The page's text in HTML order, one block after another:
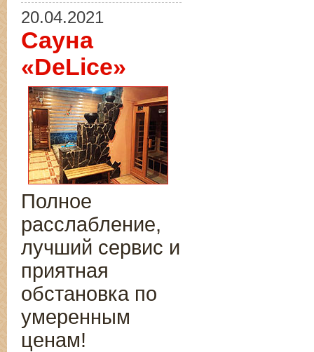
20.04.2021
Сауна
«DeLice»
Полное
расслабление,
лучший сервис и
приятная
обстановка по
умеренным
ценам!